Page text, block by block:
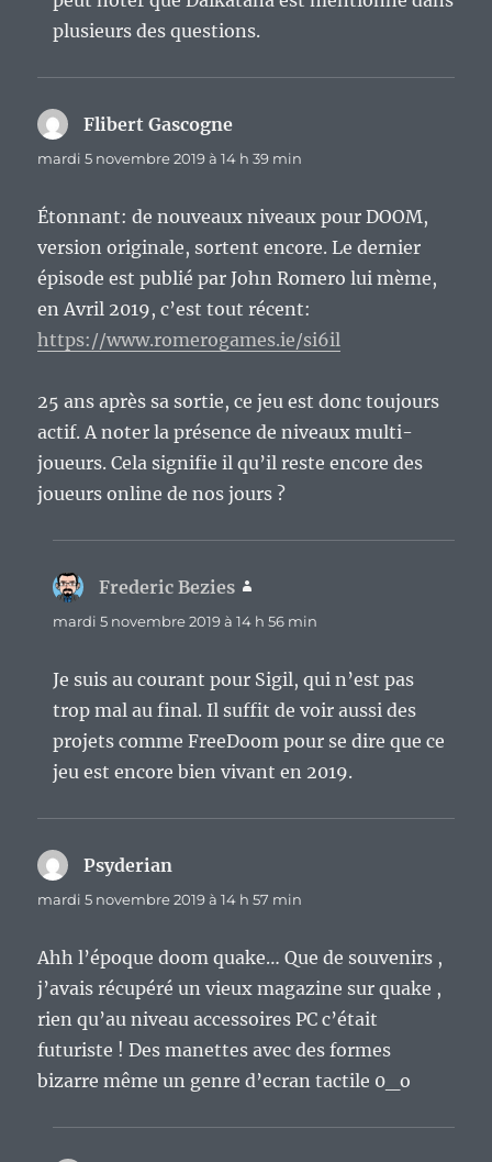
plusieurs des questions.
Flibert Gascogne
mardi 5 novembre 2019 à 14 h 39 min
Étonnant: de nouveaux niveaux pour DOOM,
version originale, sortent encore. Le dernier
épisode est publié par John Romero lui mème,
en Avril 2019, c’est tout récent:
https://www.romerogames.ie/si6il
25 ans après sa sortie, ce jeu est donc toujours
actif. A noter la présence de niveaux multi-
joueurs. Cela signifie il qu’il reste encore des
joueurs online de nos jours ?
Frederic Bezies
mardi 5 novembre 2019 à 14 h 56 min
Je suis au courant pour Sigil, qui n’est pas
trop mal au final. Il suffit de voir aussi des
projets comme FreeDoom pour se dire que ce
jeu est encore bien vivant en 2019.
Psyderian
mardi 5 novembre 2019 à 14 h 57 min
Ahh l’époque doom quake… Que de souvenirs ,
j’avais récupéré un vieux magazine sur quake ,
rien qu’au niveau accessoires PC c’était
futuriste ! Des manettes avec des formes
bizarre même un genre d’ecran tactile 0_o